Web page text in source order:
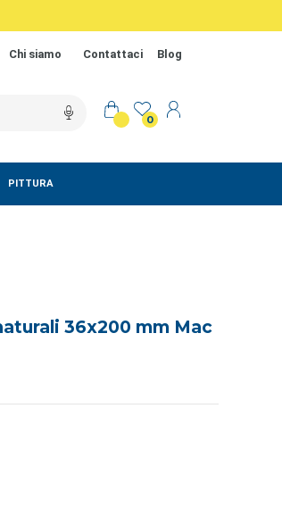
Chi siamo Contattaci Blog
0
PITTURA
36x200 mm Mac